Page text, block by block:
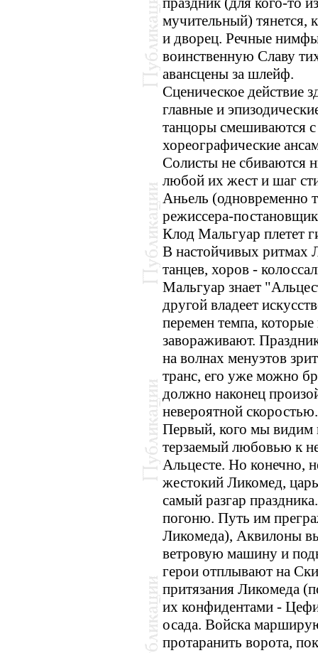
мучительный) тянется,
и дворец. Речные
воинственную Славу
авансцены за шлейф.
Сценическое действие
главные и
танцоры смешиваются
хореографические
Солисты не сбиваются
любой их жест и шаг
Аньель (одновременно
режиссера-
Клод Мальгуар плетет
В настойчивых ритмах
танцев, хоров -
Мальгуар знает
другой владеет
перемен темпа, которые
завораживают.
на волнах менуэтов
транс, его уже можно
должно наконец
невероятной скоростью.
Первый, кого мы видим
терзаемый любовью к
Альцесте. Но конечно,
жестокий Ликомед,
самый разгар
погоню. Путь им
Ликомеда), Аквилоны
ветровую машину и
герои отплывают на
притязания Ликомеда
их конфидентами -
осада. Войска
протаранить ворота,